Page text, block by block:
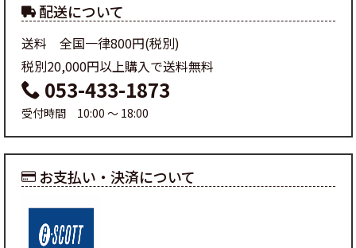
配送について
送料 全国一律800円(税別)
税別20,000円以上購入で送料無料
053-433-1873
受付時間 10:00 ～ 18:00
お支払い・決済について